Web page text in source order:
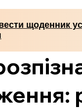
щоденник